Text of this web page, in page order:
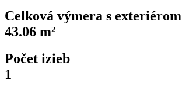
Celková výmera s exteriérom
43.06 m²
Počet izieb
1